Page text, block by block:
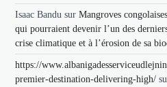
Isaac Bandu surMangroves
qui pourraient devenir l’un des
crise climatique et à l’érosion de sa
https://
premier-destination-delivering-high/